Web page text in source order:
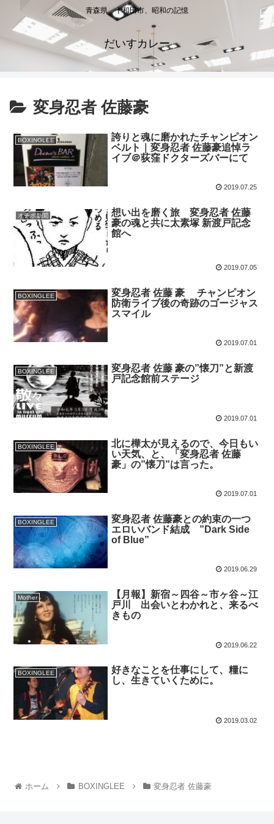
青森県、十和田市、昭和の記憶
だいすカレー
変身忍者 佐藤豪
BOXINGLEE
誇りと魂に磨かれたチャンピオン
ベルト｜変身忍者 佐藤豪追悼ラ
イブ＠荻窪ドクターズバーにて
2019.07.25
オチボ新聞
想い出を磨く旅 変身忍者 佐藤
豪の魂と共に太素塚 新渡戸記念
館へ
2019.07.05
BOXINGLEE
変身忍者 佐藤 豪 チャンピオン
防衛ライブ後の奇跡のゴージャス
スマイル
2019.07.01
BOXINGLEE
変身忍者 佐藤 豪の”懐刀”と新渡
戸記念館前ステージ
2019.07.01
BOXINGLEE
北に樺太が見えるので、今日もい
い天気、と、「変身忍者 佐藤
豪」の”懐刀”は言った。
2019.07.01
BOXINGLEE
変身忍者 佐藤豪との約束の一つ
エロいバンド結成 ”Dark Side
of Blue”
2019.06.29
Mother
【月報】新宿～四谷～市ヶ谷～江
戸川 出会いとわかれと、来るべ
きもの
2019.06.22
BOXINGLEE
好きなことを仕事にして、糧に
し、生きていくために。
2019.03.02
ホーム BOXINGLEE 変身忍者 佐藤豪